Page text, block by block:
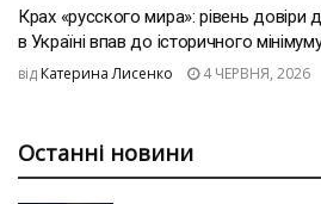
Крах «русского мира»: рівень
в Україні впав до історичного
від Катерина Лисенко 4 ЧЕРВНЯ, 2026
Останні новини